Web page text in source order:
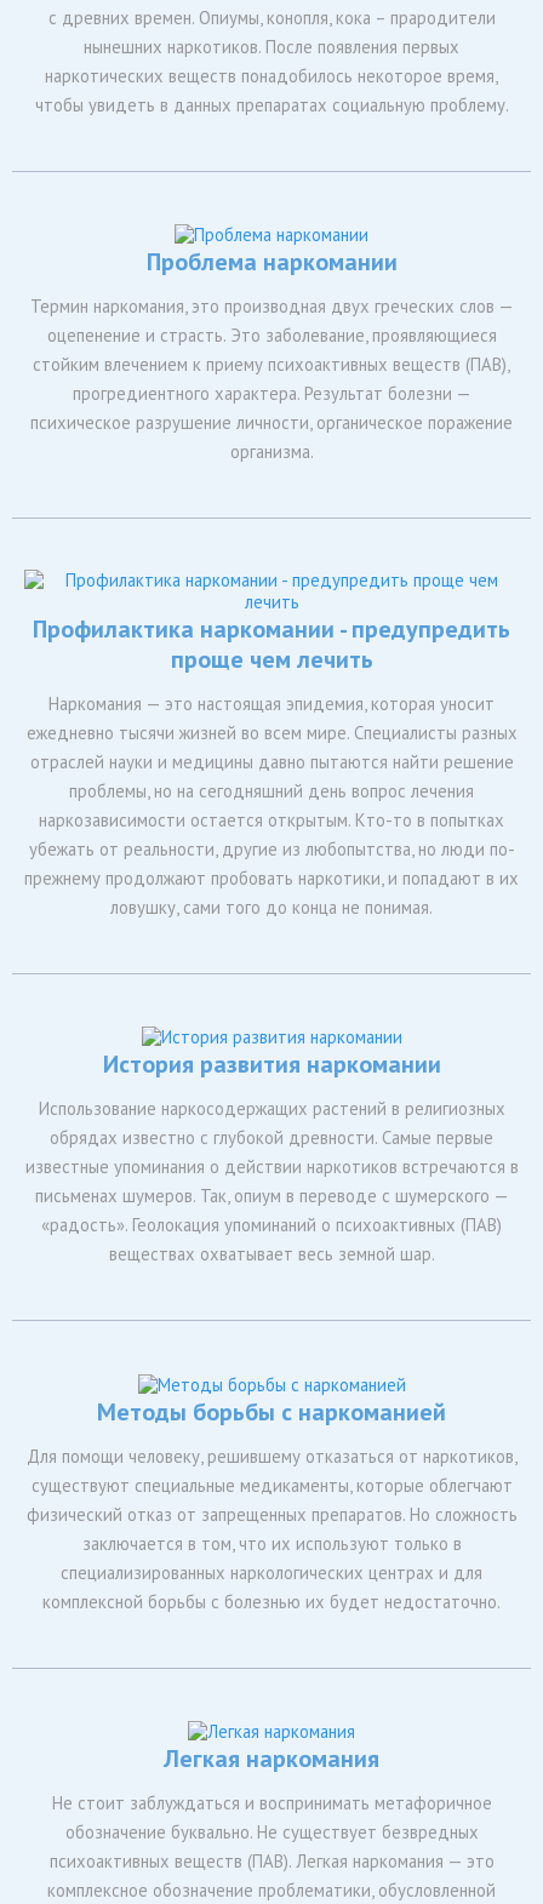
с древних времен. Опиумы, конопля, кока – прародители
нынешних наркотиков. После появления первых
наркотических веществ понадобилось некоторое время,
чтобы увидеть в данных препаратах социальную проблему.
Проблема наркомании
Термин наркомания, это производная двух греческих слов —
оцепенение и страсть. Это заболевание, проявляющиеся
стойким влечением к приему психоактивных веществ (ПАВ),
прогредиентного характера. Результат болезни —
психическое разрушение личности, органическое поражение
организма.
Профилактика наркомании - предупредить
проще чем лечить
Наркомания — это настоящая эпидемия, которая уносит
ежедневно тысячи жизней во всем мире. Специалисты разных
отраслей науки и медицины давно пытаются найти решение
проблемы, но на сегодняшний день вопрос лечения
наркозависимости остается открытым. Кто-то в попытках
убежать от реальности, другие из любопытства, но люди по-
прежнему продолжают пробовать наркотики, и попадают в их
ловушку, сами того до конца не понимая.
История развития наркомании
Использование наркосодержащих растений в религиозных
обрядах известно с глубокой древности. Самые первые
известные упоминания о действии наркотиков встречаются в
письменах шумеров. Так, опиум в переводе с шумерского —
«радость». Геолокация упоминаний о психоактивных (ПАВ)
веществах охватывает весь земной шар.
Методы борьбы с наркоманией
Для помощи человеку, решившему отказаться от наркотиков,
существуют специальные медикаменты, которые облегчают
физический отказ от запрещенных препаратов. Но сложность
заключается в том, что их используют только в
специализированных наркологических центрах и для
комплексной борьбы с болезнью их будет недостаточно.
Легкая наркомания
Не стоит заблуждаться и воспринимать метафоричное
обозначение буквально. Не существует безвредных
психоактивных веществ (ПАВ). Легкая наркомания — это
комплексное обозначение проблематики, обусловленной